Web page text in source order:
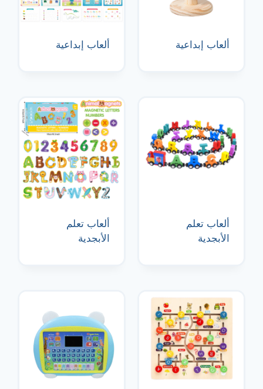
ألعاب إبداعية ألعاب إبداعية
ألعاب تعلم
الأبجدية
ألعاب تعلم
الأبجدية